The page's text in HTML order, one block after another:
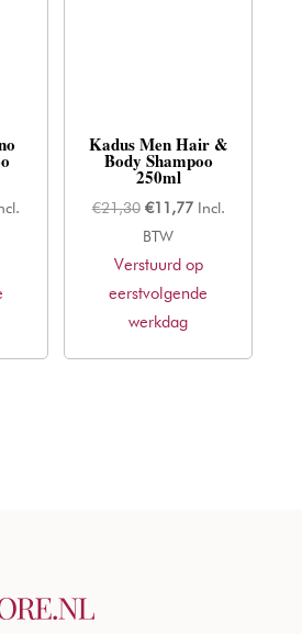
Kadus Men Hair &
Body Shampoo
250ml
€21,30 Oorspronkelijke
prijs
was:
€21,30.
€11,77Huidige
is:
€11,77.
Incl.
BTW
Verstuurd op
eerstvolgende
werkdag